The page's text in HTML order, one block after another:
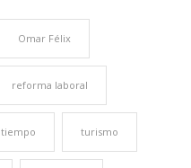
Omar Félix
reforma laboral
tiempo turismo